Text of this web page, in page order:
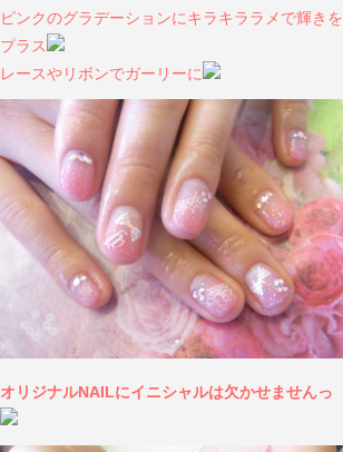
ピンクのグラデーションにキラキララメで輝きを
プラス
レースやリボンでガーリーに
オリジナルNAILにイニシャルは欠かせませんっ